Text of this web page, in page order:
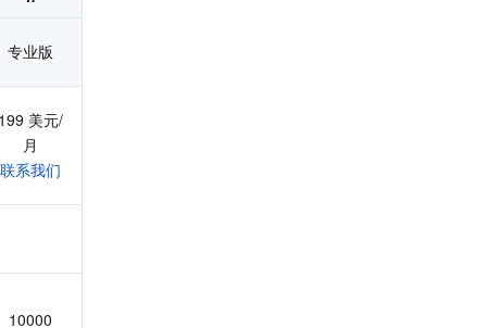
专业版
美元/
月
联系我们
10000